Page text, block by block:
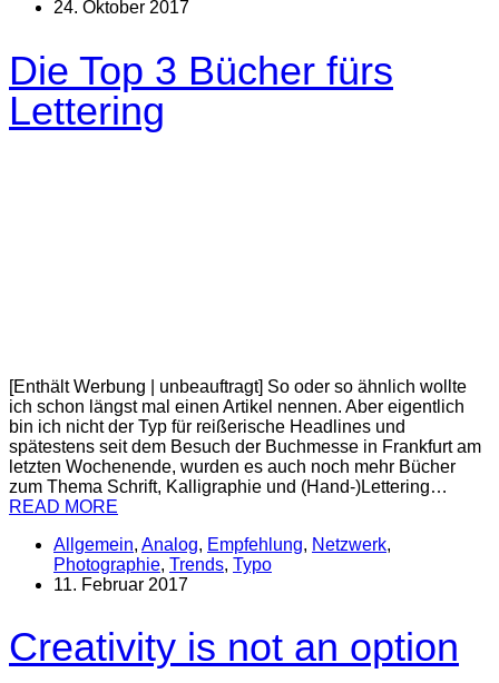
24. Oktober 2017
Die Top 3 Bücher fürs
Lettering
[Enthält Werbung | unbeauftragt] So oder so ähnlich wollte
ich schon längst mal einen Artikel nennen. Aber eigentlich
bin ich nicht der Typ für reißerische Headlines und
spätestens seit dem Besuch der Buchmesse in Frankfurt am
letzten Wochenende, wurden es auch noch mehr Bücher
zum Thema Schrift, Kalligraphie und (Hand-)Lettering…
READ MORE
Allgemein, Analog, Empfehlung, Netzwerk,
Photographie, Trends, Typo
11. Februar 2017
Creativity is not an option